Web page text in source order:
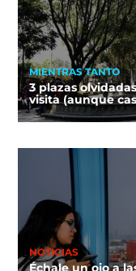
MIENTRAS TANTO
3 plazas
visita (aunque
NOTICIAS
Échale un ojo a